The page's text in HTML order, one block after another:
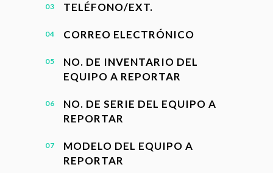
TELÉFONO/EXT.
CORREO ELECTRÓNICO
NO. DE INVENTARIO DEL
EQUIPO A REPORTAR
NO. DE SERIE DEL EQUIPO A
REPORTAR
MODELO DEL EQUIPO A
REPORTAR